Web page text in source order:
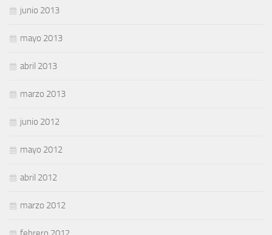
junio 2013
mayo 2013
abril 2013
marzo 2013
junio 2012
mayo 2012
abril 2012
marzo 2012